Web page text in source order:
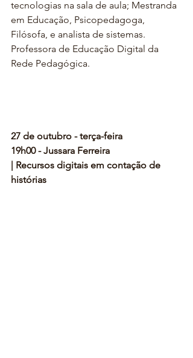
tecnologias na sala de aula; Mestranda
em Educação, Psicopedagoga,
Filósofa, e analista de sistemas.
Professora de Educação Digital da
Rede Pedagógica.
27 de outubro - terça-feira
19h00 - Jussara Ferreira
| Recursos digitais em contação de
histórias